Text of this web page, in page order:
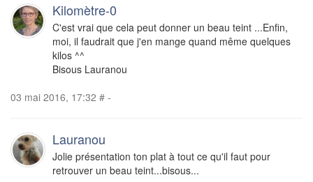
Kilomètre-0
C'est vrai que cela peut donner un beau teint ...Enfin,
moi, il faudrait que j'en mange quand même quelques
kilos ^^
Bisous Lauranou
03 mai 2016, 17:32 # -
Lauranou
Jolie présentation ton plat à tout ce qu'il faut pour
retrouver un beau teint...bisous...